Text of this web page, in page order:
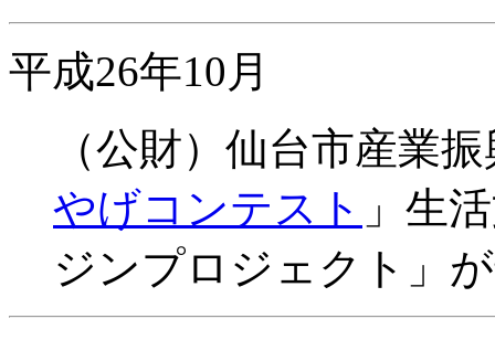
平成26年10月
（公財）仙台市産業
やげコンテスト 」生
ジンプロジェクト」